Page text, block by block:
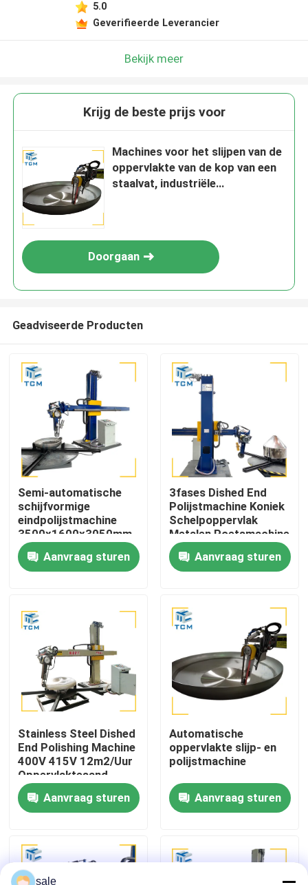
Huis
Producten
Over ons
Fabriekstocht
Kwaliteitscontrole
Neem contact met ons op
Nieuws
Gevallen
Tankpoetsmachine
5.0
Geverifieerde Leverancier
Bekijk meer
Krijg de beste prijs voor
Machines voor het slijpen van de
oppervlakte van de kop van een
staalvat, industriële
Doorgaan
Geadviseerde Producten
Semi-automatische
schijfvormige
eindpolijstmachine
3500x1600x3050mm
2500 kg met een
efficiëntie van 8-12m2
per uur
Aanvraag sturen
3fases Dished End
Polijstmachine Koniek
Schelpoppervlak
Metalen Poetsmachine
Aanvraag sturen
Stainless Steel Dished
End Polishing Machine
400V 415V 12m2/Uur
Oppervlaktesand
Aanvraag sturen
Automatische
oppervlakte slijp- en
polijstmachine
Aanvraag sturen
sale